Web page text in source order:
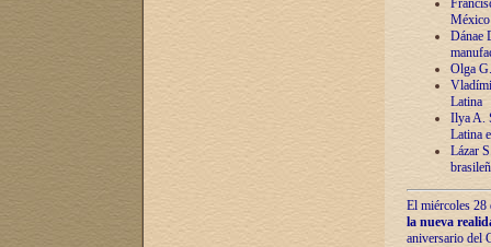
México
Dánae
Olga
Latina
Ilya A.
Latina
Lázar
El miércoles 28
la nueva
aniversario del